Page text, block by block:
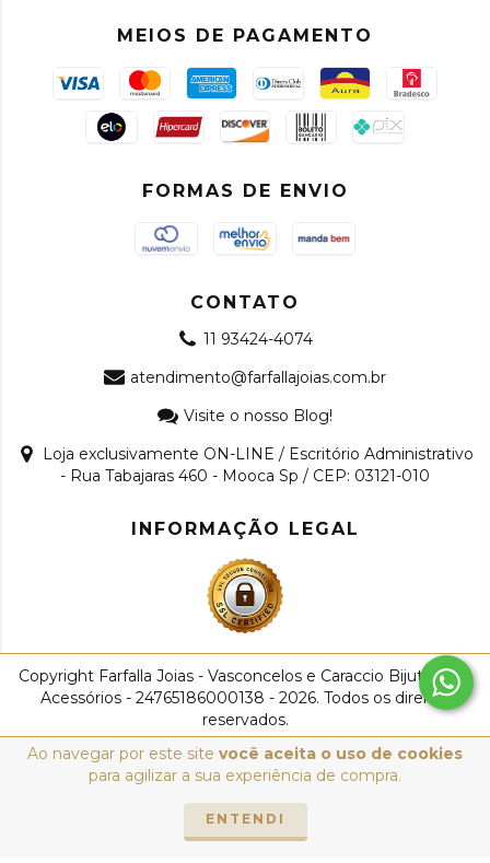
Ao navegar por este site você aceita o uso de cookies
para agilizar a sua experiência de compra.
ENTENDI
MEIOS DE PAGAMENTO
FORMAS DE ENVIO
CONTATO
11 93424-4074
atendimento@farfallajoias.com.br
Visite o nosso Blog!
Loja exclusivamente ON-LINE / Escritório Administrativo
- Rua Tabajaras 460 - Mooca Sp / CEP: 03121-010
INFORMAÇÃO LEGAL
Copyright Farfalla Joias - Vasconcelos e Caraccio Bijuterias e
Acessórios - 24765186000138 - 2026. Todos os direitos
reservados.